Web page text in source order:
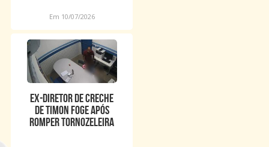
Em 10/07/2026
Ex-diretor de creche
de Timon foge após
romper tornozeleira